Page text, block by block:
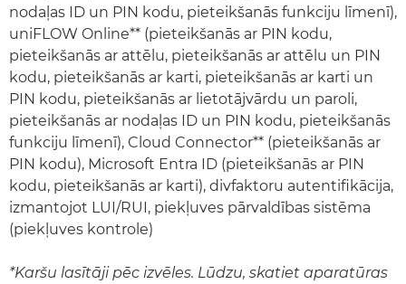
nodaļas ID un PIN kodu, pieteikšanās funkciju līmenī),
uniFLOW Online** (pieteikšanās ar PIN kodu,
pieteikšanās ar attēlu, pieteikšanās ar attēlu un PIN
kodu, pieteikšanās ar karti, pieteikšanās ar karti un
PIN kodu, pieteikšanās ar lietotājvārdu un paroli,
pieteikšanās ar nodaļas ID un PIN kodu, pieteikšanās
funkciju līmenī), Cloud Connector** (pieteikšanās ar
PIN kodu), Microsoft Entra ID (pieteikšanās ar PIN
kodu, pieteikšanās ar karti), divfaktoru autentifikācija,
izmantojot LUI/RUI, piekļuves pārvaldības sistēma
(piekļuves kontrole)
*Karšu lasītāji pēc izvēles. Lūdzu, skatiet aparatūras